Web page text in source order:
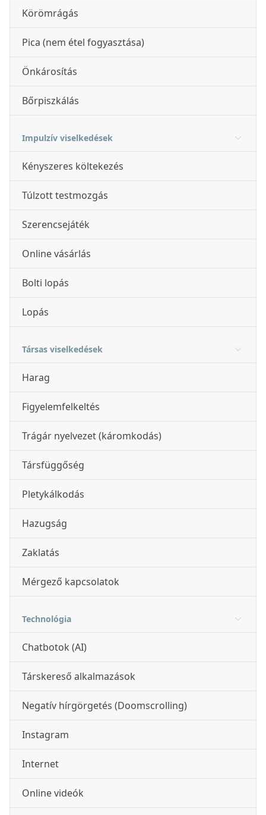
Körömrágás
Pica (nem étel fogyasztása)
Önkárosítás
Bőrpiszkálás
Impulzív viselkedések
Kényszeres költekezés
Túlzott testmozgás
Szerencsejáték
Online vásárlás
Bolti lopás
Lopás
Társas viselkedések
Harag
Figyelemfelkeltés
Trágár nyelvezet (káromkodás)
Társfüggőség
Pletykálkodás
Hazugság
Zaklatás
Mérgező kapcsolatok
Technológia
Chatbotok (AI)
Társkereső alkalmazások
Negatív hírgörgetés (Doomscrolling)
Instagram
Internet
Online videók